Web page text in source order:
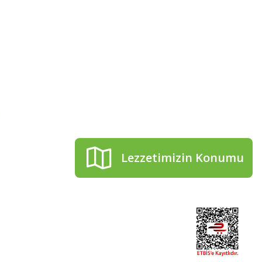
Lezzetimizin Konumu